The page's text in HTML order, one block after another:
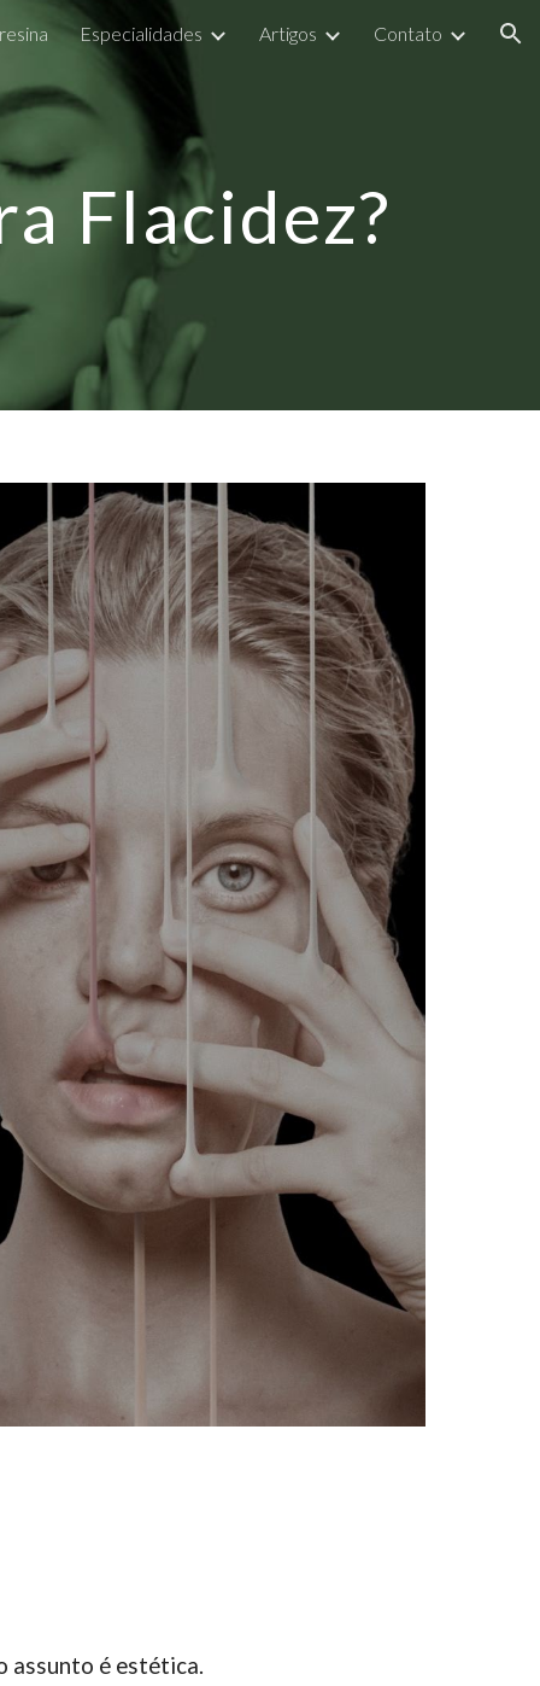
Especialidades Artigos Contato
Flacidez?
assunto é estética.